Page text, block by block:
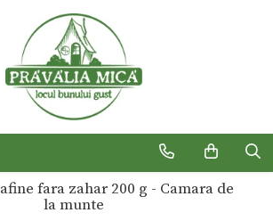
fara zahar 200 g - Camara de
la munte